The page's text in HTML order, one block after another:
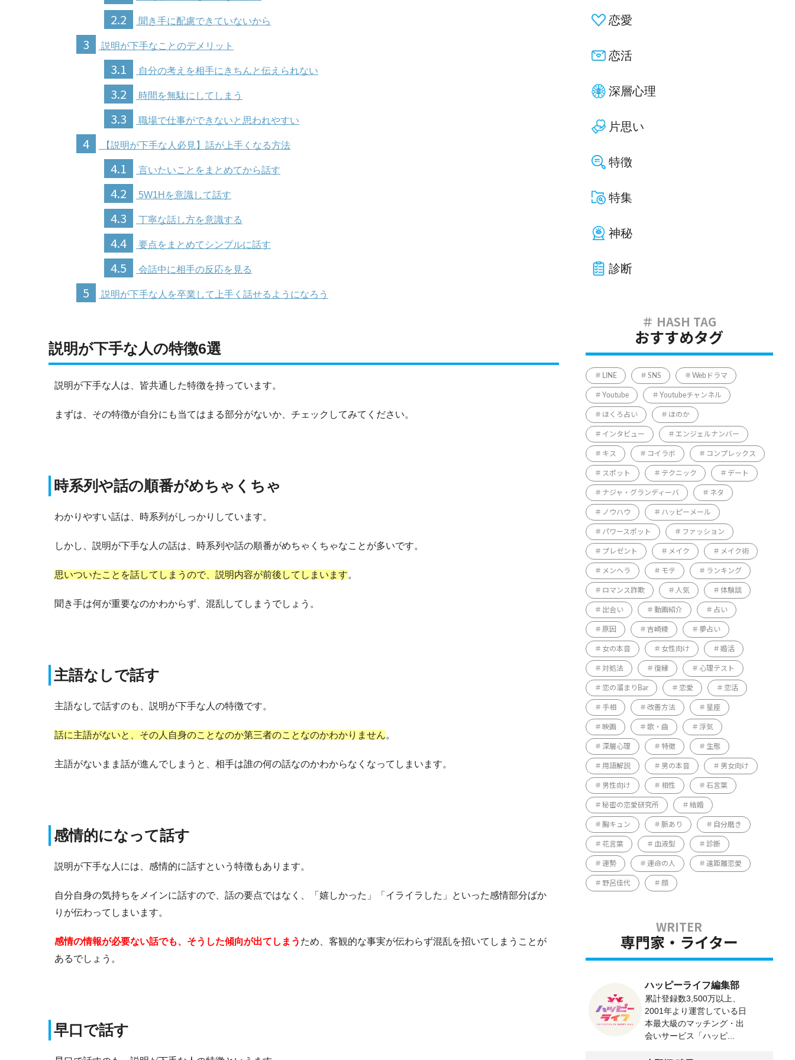
2.2 聞き手に配慮できていないから
3 説明が下手なことのデメリット
3.1 自分の考えを相手にきちんと伝えられない
3.2 時間を無駄にしてしまう
3.3 職場で仕事ができないと思われやすい
4 【説明が下手な人必見】話が上手くなる方法
4.1 言いたいことをまとめてから話す
4.2 5W1Hを意識して話す
4.3 丁寧な話し方を意識する
4.4 要点をまとめてシンプルに話す
4.5 会話中に相手の反応を見る
5 説明が下手な人を卒業して上手く話せるようになろう
説明が下手な人の特徴6選
説明が下手な人は、皆共通した特徴を持っています。
まずは、その特徴が自分にも当てはまる部分がないか、チェックしてみてください。
時系列や話の順番がめちゃくちゃ
わかりやすい話は、時系列がしっかりしています。
しかし、説明が下手な人の話は、時系列や話の順番がめちゃくちゃなことが多いです。
思いついたことを話してしまうので、説明内容が前後してしまいます。
聞き手は何が重要なのかわからず、混乱してしまうでしょう。
主語なしで話す
主語なしで話すのも、説明が下手な人の特徴です。
話に主語がないと、その人自身のことなのか第三者のことなのかわかりません。
主語がないまま話が進んでしまうと、相手は誰の何の話なのかわからなくなってしまいます。
感情的になって話す
説明が下手な人には、感情的に話すという特徴もあります。
自分自身の気持ちをメインに話すので、話の要点ではなく、「嬉しかった」「イライラした」といった感情部分ばか
りが伝わってしまいます。
感情の情報が必要ない話でも、そうした傾向が出てしまう ため、客観的な事実が伝わらず混乱を招いてしまうことが
あるでしょう。
早口で話す
恋愛
恋活
深層心理
片思い
特徴
特集
神秘
診断
おすすめタグ
LINE SNS Webドラマ
Youtube Youtubeチャンネル
ほくろ占い ほのか
インタビュー エンジェルナンバー
キス コイラボ コンプレックス
スポット テクニック デート
ナジャ・グランディーバ ネタ
ノウハウ ハッピーメール
パワースポット ファッション
プレゼント メイク メイク術
メンヘラ モテ ランキング
ロマンス詐欺 人気 体験談
出会い 動画紹介 占い
原因 吉崎綾 夢占い
女の本音 女性向け 婚活
対処法 復縁 心理テスト
恋の溜まりBar 恋愛 恋活
手相 改善方法 星座
映画 歌・曲 浮気
深層心理 特徴 生態
用語解説 男の本音 男女向け
男性向け 相性 石言葉
秘密の恋愛研究所 結婚
胸キュン 脈あり 自分磨き
花言葉 血液型 診断
運勢 運命の人 遠距離恋愛
野呂佳代 顔
専門家・ライター
ハッピーライフ編集部
累計登録数3,500万以上、
2001年より運営している日
本最大級のマッチング・出
会いサービス「ハッピ...